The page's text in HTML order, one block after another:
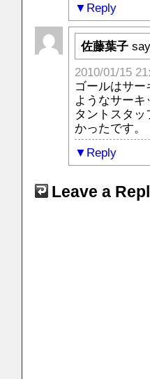
Reply
佐藤葉子
2010/01/15
ゴールはサ
ようなサー
タントスタ
かったです。
Reply
Leave a